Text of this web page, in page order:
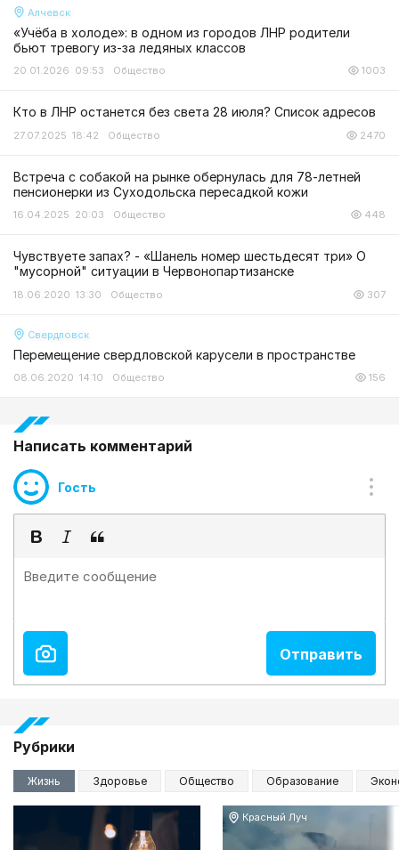
Алчевск
«Учёба в холоде»: в одном из городов ЛНР родители
бьют тревогу из-за ледяных классов
20.01.2026 09:53 Общество 1003
Кто в ЛНР останется без света 28 июля? Список адресов
27.07.2025 18:42 Общество 2470
Встреча с собакой на рынке обернулась для 78-летней
пенсионерки из Суходольска пересадкой кожи
16.04.2025 20:03 Общество 448
Чувствуете запах? - «Шанель номер шестьдесят три» О
"мусорной" ситуации в Червонопартизанске
18.06.2020 13:30 Общество 307
Свердловск
Перемещение свердловской карусели в пространстве
08.06.2020 14:10 Общество 156
Написать комментарий
Гость
Рубрики
Жизнь Здоровье Общество Образование
Красный Луч